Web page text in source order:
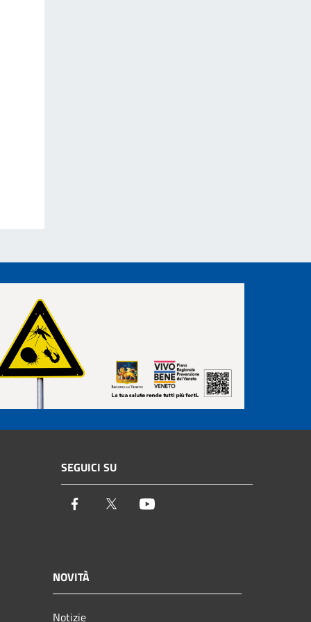
SEGUICI SU
Facebook Twitter
NOVITÀ
Notizie